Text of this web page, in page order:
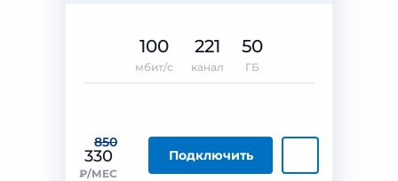
850
330
₽/МЕС
Подключить
100
мбит/с
221
канал
50
ГБ